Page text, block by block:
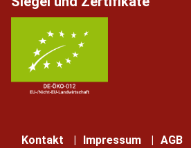
Kontakt Impressum AGB